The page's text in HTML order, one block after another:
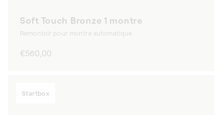
Soft Touch Bronze 1 montre
Remontoir pour montre automatique
Prix
€560,00
Startbox